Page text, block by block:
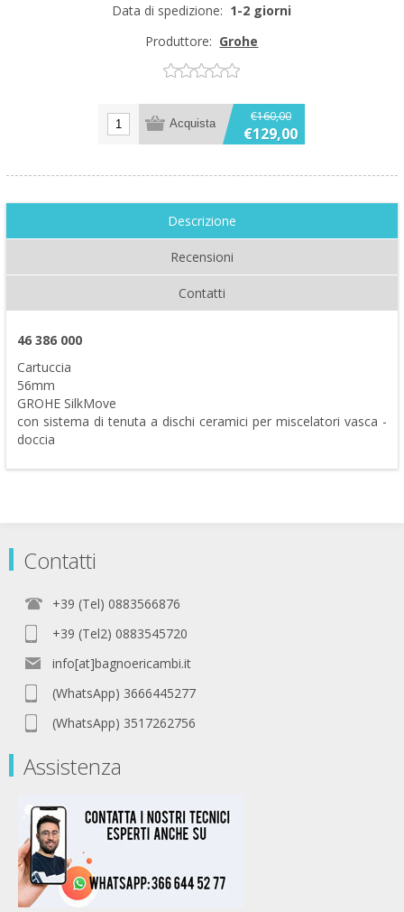
Data di spedizione: 1-2 giorni
Produttore: Grohe
€160,00
€129,00
Descrizione
Recensioni
Contatti
46 386 000
Cartuccia
56mm
GROHE SilkMove
con sistema di tenuta a dischi ceramici per miscelatori vasca -
doccia
Contatti
+39 (Tel) 0883566876
+39 (Tel2) 0883545720
info[at]bagnoericambi.it
(WhatsApp) 3666445277
(WhatsApp) 3517262756
Assistenza